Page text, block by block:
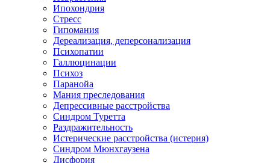
Ипохондрия
Стресс
Гипомания
Дереализация, деперсонализация
Психопатии
Галлюцинации
Психоз
Паранойа
Мания преследования
Депрессивные расстройства
Синдром Туретта
Раздражительность
Истерические расстройства (истерия)
Синдром Мюнхгаузена
Дисфория